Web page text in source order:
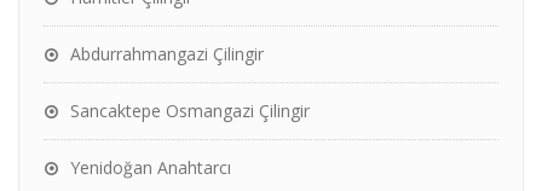
Abdurrahmangazi Çilingir
Sancaktepe Osmangazi Çilingir
Yenidoğan Anahtarcı